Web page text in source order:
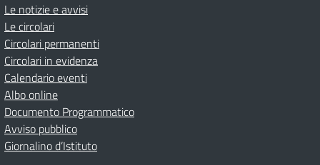
Le notizie e avvisi
Le circolari
Circolari permanenti
Circolari in evidenza
Calendario eventi
Albo online
Documento Programmatico
Avviso pubblico
Giornalino d’Istituto